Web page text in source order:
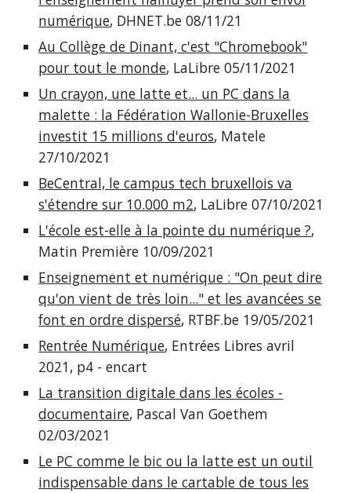
numérique, DHNET.be 08/11/21
Au Collège de Dinant, c'est "Chromebook"
pour tout le monde, LaLibre 05/11/2021
Un crayon, une latte et... un PC dans la
malette : la Fédération Wallonie-Bruxelles
investit 15 millions d'euros, Matele
27/10/2021
BeCentral, le campus tech bruxellois va
s'étendre sur 10.000 m2, LaLibre 07/10/2021
L'école est-elle à la pointe du numérique ?,
Matin Première 10/09/2021
Enseignement et numérique : "On peut dire
qu'on vient de très loin..." et les avancées se
font en ordre dispersé, RTBF.be 19/05/2021
Rentrée Numérique, Entrées Libres avril
2021, p4 - encart
La transition digitale dans les écoles -
documentaire, Pascal Van Goethem
02/03/2021
Le PC comme le bic ou la latte est un outil
indispensable dans le cartable de tous les